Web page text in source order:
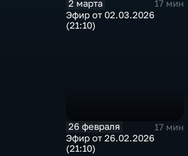
2 марта
17 мин
Эфир от 02.03.2026
(21:10)
26 февраля
17 мин
Эфир от 26.02.2026
(21:10)